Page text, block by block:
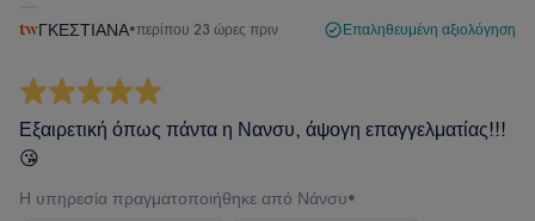
ΓΚΕΣΤΙΑΝΑ•περίπου 23 ώρες πριν Επαληθευμένη αξιολόγηση
Εξαιρετική όπως πάντα η Νανσυ, άψογη επαγγελματίας!!!
😘
Η υπηρεσία πραγματοποιήθηκε από Νάνσυ•